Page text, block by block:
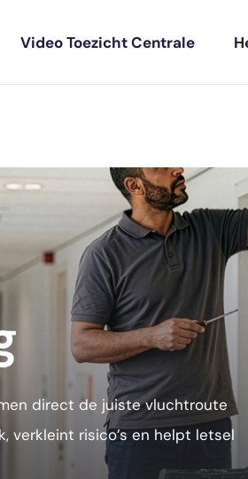
Video Toezicht Centrale
direct de juiste vluchtroute
verkleint risico’s en helpt letsel